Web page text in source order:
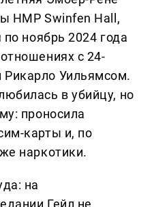
HMP Swinfen Hall,
ноябрь 2024 года
с 24-
Уильямсом.
в убийцу, но
проносила
карты и, по
наркотики.
на
Гейл не